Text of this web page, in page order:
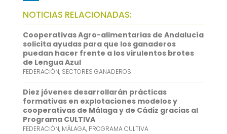
b
o
o
k
t
t
e
r
a
i
l
h
a
t
s
A
p
p
L
i
n
k
e
d
I
n
NOTICIAS RELACIONADAS:
Cooperativas Agro-alimentarias de Andalucía
solicita ayudas para que los ganaderos
puedan hacer frente a los virulentos brotes
de Lengua Azul
FEDERACIÓN, SECTORES GANADEROS
Diez jóvenes desarrollarán prácticas
formativas en explotaciones modelos y
cooperativas de Málaga y de Cádiz gracias al
Programa CULTIVA
FEDERACIÓN, MÁLAGA, PROGRAMA CULTIVA